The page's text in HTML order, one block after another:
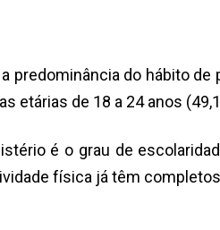
predominância do hábito
etárias de 18 a 24 anos
é o grau de
física já têm